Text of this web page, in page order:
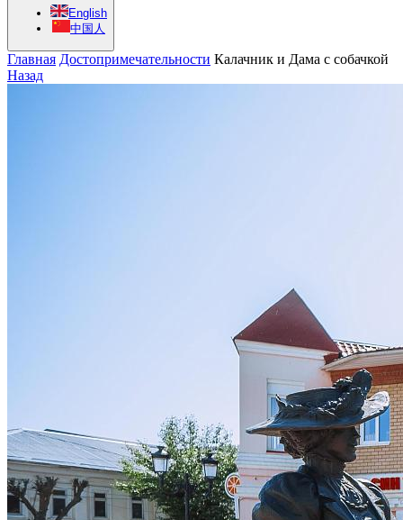
English
中国人
Главная Достопримечательности Калачник и Дама с собачкой
Назад